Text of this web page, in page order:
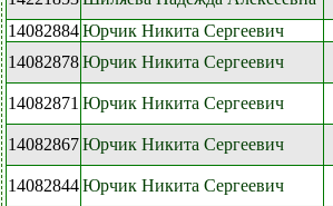
14082884Юрчик Никита Сергеевич
14082878Юрчик Никита Сергеевич
14082871 Юрчик Никита Сергеевич
14082867Юрчик Никита Сергеевич
14082844Юрчик Никита Сергеевич